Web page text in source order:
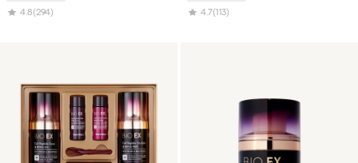
4.8 (294) 4.7 (113)